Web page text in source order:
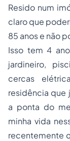
Resido num
claro que
85 anos e não
Isso tem 4
jardineiro,
cercas
residência que
a ponta do
minha vida
recentemente